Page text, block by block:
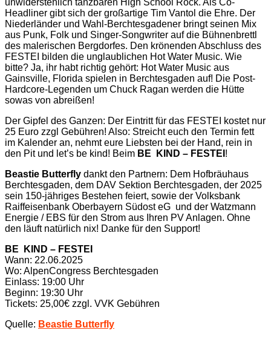
unwiderstehlich tanzbaren High School Rock. Als Co-
Headliner gibt sich der großartige Tim Vantol die Ehre. Der
Niederländer und Wahl-Berchtesgadener bringt seinen Mix
aus Punk, Folk und Singer-Songwriter auf die Bühnenbrettl
des malerischen Bergdorfes. Den krönenden Abschluss des
FESTEI bilden die unglaublichen Hot Water Music. Wie
bitte? Ja, ihr habt richtig gehört: Hot Water Music aus
Gainsville, Florida spielen in Berchtesgaden auf! Die Post-
Hardcore-Legenden um Chuck Ragan werden die Hütte
sowas von abreißen!
Der Gipfel des Ganzen: Der Eintritt für das FESTEI kostet nur
25 Euro zzgl Gebühren! Also: Streicht euch den Termin fett
im Kalender an, nehmt eure Liebsten bei der Hand, rein in
den Pit und let’s be kind! Beim BE KIND – FESTEI !
Beastie Butterfly dankt den Partnern: Dem Hofbräuhaus
Berchtesgaden, dem DAV Sektion Berchtesgaden, der 2025
sein 150-jähriges Bestehen feiert, sowie der Volksbank
Raiffeisenbank Oberbayern Südost eG und der Watzmann
Energie / EBS für den Strom aus Ihren PV Anlagen. Ohne
den läuft natürlich nix! Danke für den Support!
BE KIND – FESTEI
Wann: 22.06.2025
Wo: AlpenCongress Berchtesgaden
Einlass: 19:00 Uhr
Beginn: 19:30 Uhr
Tickets: 25,00€ zzgl. VVK Gebühren
Quelle: Beastie Butterfly